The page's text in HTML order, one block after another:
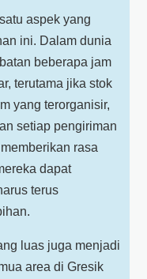
aspek yang
ini. Dalam dunia
beberapa jam
terutama jika stok
yang terorganisir,
setiap pengiriman
rasa
dapat
terus
luas juga menjadi
area di Gresik